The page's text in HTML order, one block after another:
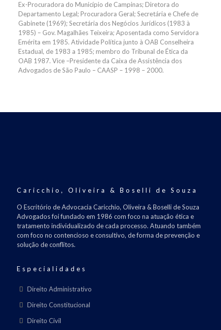
Ex-Procuradora do Município de Campinas; Diretora do
Departamento Legal; Procuradora Geral; Secretária e Chefe de
Gabinete (1969); Secretária dos Negócios Jurídicos (1983 à
1985) – Gov. Magalhães Teixeira; Aposentada como Servidora
Emérita em 1985. Atividade Política junto à OAB Conselheira
Estadual, de 1983 a 1985; membro do Tribunal de Ética da
OAB 1987. Vice –Presidente da Caixa de Assistência dos
Advogados de São Paulo – CAASP – 1998 – 2000.
Caricchio, Oliveira & Boselli de Souza
O Escritório de Advocacia Caricchio, Oliveira & Boselli de Souza
Advogados foi fundado em 1986 com foco na atuação ética e
tratamento individualizado de cada processo. Atuando também
com foco no contencioso e consultivo, de forma de prevenção e
solução de conflitos.
Especialidades
Direito Administrativo
Direito Constitucional
Direito Civil